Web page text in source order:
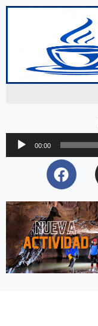
Reproductor
d'àudio
00:00